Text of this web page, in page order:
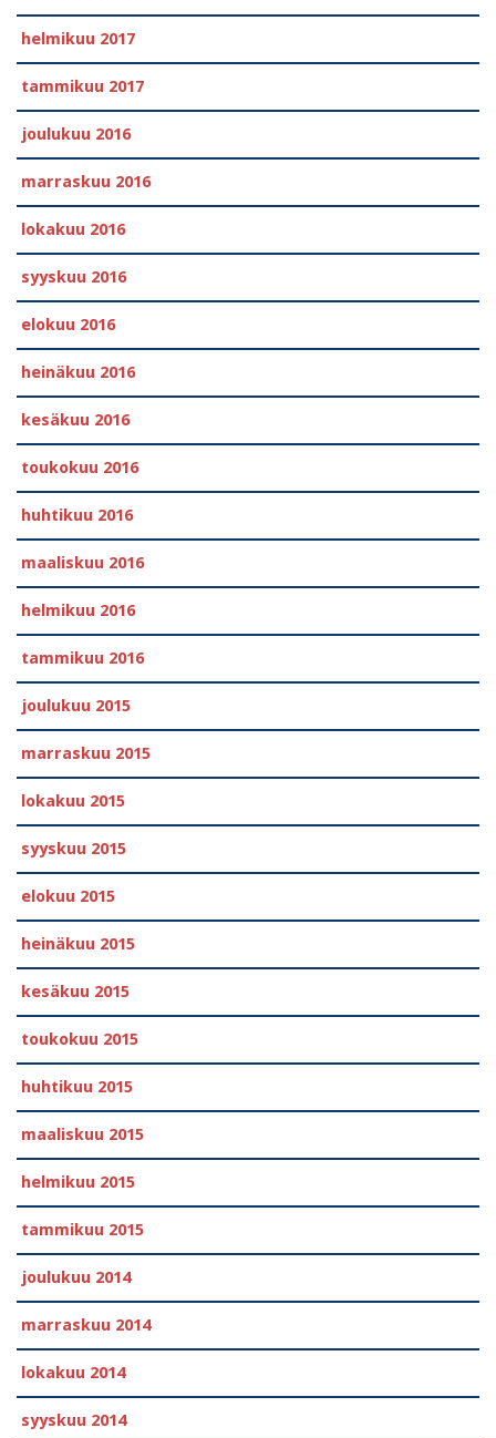
helmikuu 2017
tammikuu 2017
joulukuu 2016
marraskuu 2016
lokakuu 2016
syyskuu 2016
elokuu 2016
heinäkuu 2016
kesäkuu 2016
toukokuu 2016
huhtikuu 2016
maaliskuu 2016
helmikuu 2016
tammikuu 2016
joulukuu 2015
marraskuu 2015
lokakuu 2015
syyskuu 2015
elokuu 2015
heinäkuu 2015
kesäkuu 2015
toukokuu 2015
huhtikuu 2015
maaliskuu 2015
helmikuu 2015
tammikuu 2015
joulukuu 2014
marraskuu 2014
lokakuu 2014
syyskuu 2014